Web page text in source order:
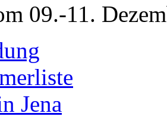
09.-11.
Jena